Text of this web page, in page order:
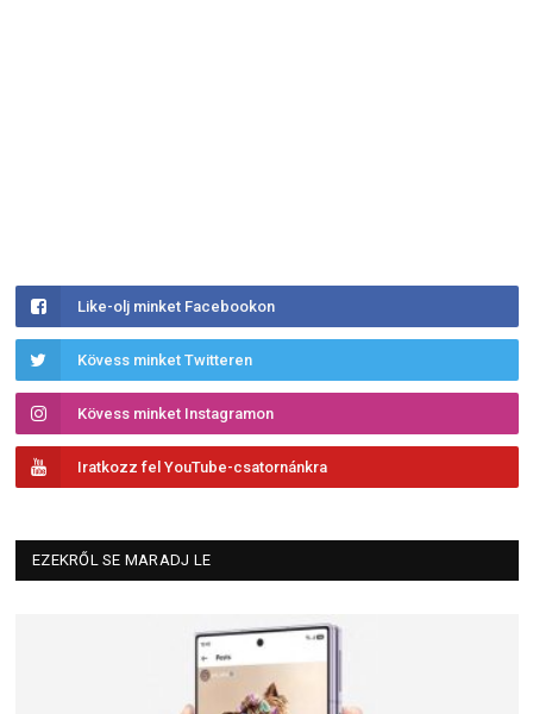
Like-olj minket Facebookon
Kövess minket Twitteren
Kövess minket Instagramon
Iratkozz fel YouTube-csatornánkra
EZEKRŐL SE MARADJ LE